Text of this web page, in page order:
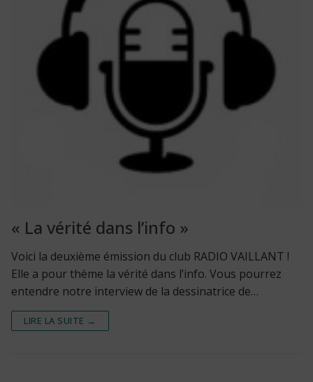
« La vérité dans l’info »
Voici la deuxième émission du club RADIO VAILLANT !
Elle a pour thème la vérité dans l’info. Vous pourrez
entendre notre interview de la dessinatrice de…
LIRE LA SUITE →